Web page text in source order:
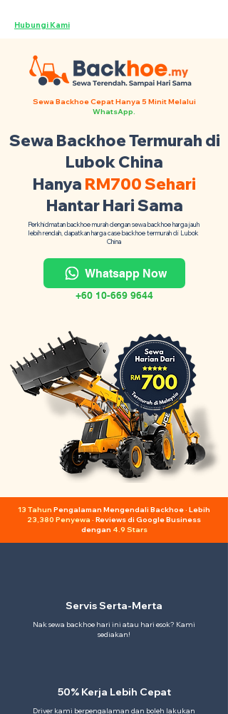
Hubungi Kami
Sewa Backhoe Cepat Hanya 5 Minit Melalui
WhatsApp.
Sewa Backhoe Termurah di
Lubok China
Hanya RM700 Sehari
Hantar Hari Sama
Perkhidmatan backhoe murah dengan sewa backhoe harga jauh
lebih rendah, dapatkan harga case backhoe termurah di Lubok
China
Whatsapp Now
+60 10-669 9644
13 Tahun Pengalaman Mengendali Backhoe · Lebih
23,380 Penyewa · Reviews di Google Business
dengan 4.9 Stars
Servis Serta-Merta
Nak sewa backhoe hari ini atau hari esok? Kami
sediakan!
50% Kerja Lebih Cepat
Driver kami berpengalaman dan boleh lakukan